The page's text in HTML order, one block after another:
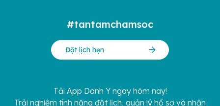
#tantamchamsoc
Đặt lịch hẹn
Tải App Danh Y ngay hôm nay!
Trải nghiệm tính năng đặt lịch, quản lý hồ sơ và nhận